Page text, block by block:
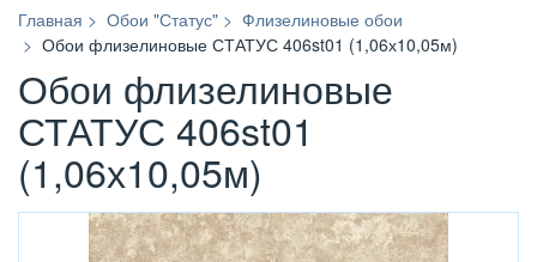
Главная Обои "Статус"
Флизелиновые обои
Обои флизелиновые СТАТУС 406st01 (1,06х10,05м)
Обои флизелиновые
СТАТУС 406st01
(1,06х10,05м)